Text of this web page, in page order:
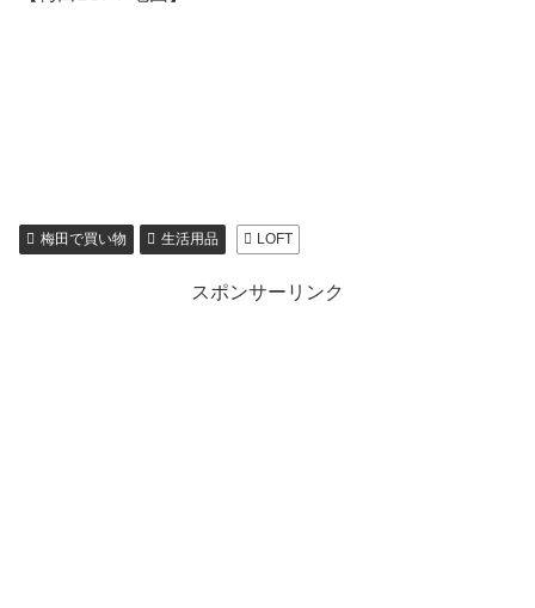
梅田で買い物 生活用品 LOFT
スポンサーリンク